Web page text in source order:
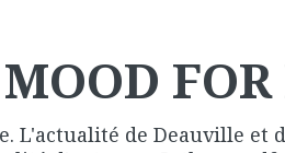
L'actualité de Deauville